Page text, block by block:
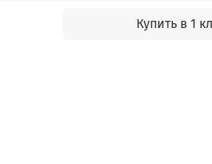
Купить в 1